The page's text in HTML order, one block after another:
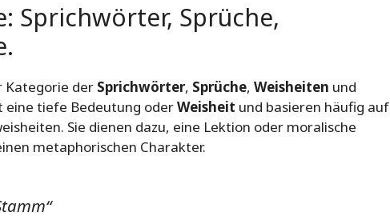
Sprichwörter, Sprüche,
Kategorie der Sprichwörter, Sprüche, Weisheiten und
eine tiefe Bedeutung oderWeisheit und basieren häufig auf
Sie dienen dazu, eine Lektion oder moralische
metaphorischen Charakter.